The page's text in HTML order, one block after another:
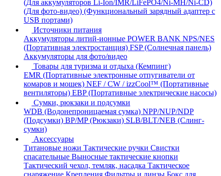
(Для аккумуляторов Li-Ion/IMR/LiFePO4/Ni-MH/Ni-CD)
(Для фото-видео) (Функциональный зарядный адаптер с
USB портами)
Источники питания
Аккумуляторы литий-ионные POWER BANK NPS/NES
(Портативная электростанция) FSP (Солнечная панель)
Аккумуляторы для фото/видео
Товары для туризма и отдыха (Кемпинг)
EMR (Портативные электронные отпугиватели от
комаров и мошек) NEF / CW / izzCool™ (Портативные
вентиляторы) EBP (Портативные электрические насосы)
Сумки, рюкзаки и подсумки
WDB (Водонепроницаемая сумка) NPP/NUP/NDP
(Подсумки) BP/MP (Рюкзаки) SLB/BLT/NEB (Слинг-
сумки)
Аксессуары
Титановые ножи Тактические ручки Свистки
спасательные Выносные тактические кнопки
Тактический чехол, темляк, насадка Тактическое
снаряжение Крепления Фильтры и линзы Бокс для